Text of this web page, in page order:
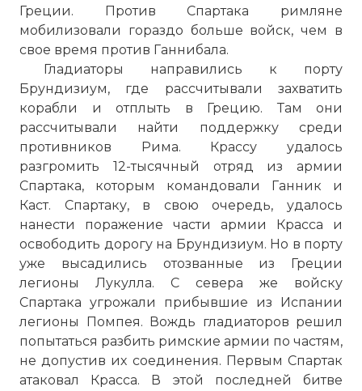
Греции. Против Спартака римляне
мобилизовали гораздо больше войск, чем в
свое время против Ганнибала.
Гладиаторы направились к порту
Брундизиум, где рассчитывали захватить
корабли и отплыть в Грецию. Там они
рассчитывали найти поддержку среди
противников Рима. Крассу удалось
разгромить 12-тысячный отряд из армии
Спартака, которым командовали Ганник и
Каст. Спартаку, в свою очередь, удалось
нанести поражение части армии Красса и
освободить дорогу на Брундизиум. Но в порту
уже высадились отозванные из Греции
легионы Лукулла. С севера же войску
Спартака угрожали прибывшие из Испании
легионы Помпея. Вождь гладиаторов решил
попытаться разбить римские армии по частям,
не допустив их соединения. Первым Спартак
атаковал Красса. В этой последней битве